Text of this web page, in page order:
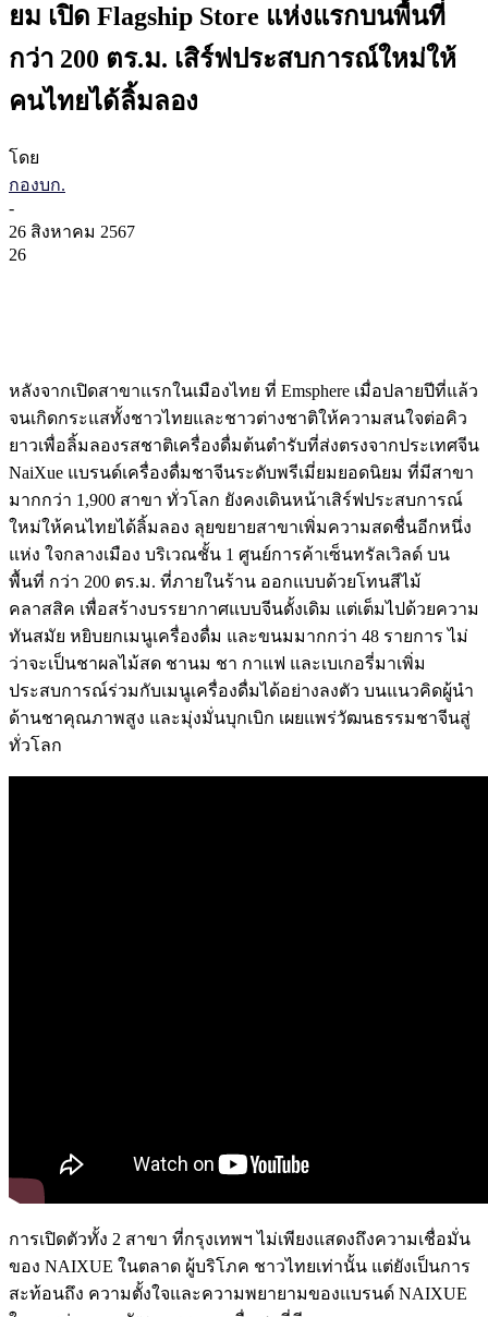
ยม เปิด Flagship Store แห่งแรกบนพื้นที่
กว่า 200 ตร.ม. เสิร์ฟประสบการณ์ใหม่ให้
คนไทยได้ลิ้มลอง
โดย
กองบก.
-
26 สิงหาคม 2567
26
หลังจากเปิดสาขาแรกในเมืองไทย ที่ Emsphere เมื่อปลายปีที่แล้ว
จนเกิดกระแสทั้งชาวไทยและชาวต่างชาติให้ความสนใจต่อคิว
ยาวเพื่อลิ้มลองรสชาติเครื่องดื่มต้นตำรับที่ส่งตรงจากประเทศจีน
NaiXue แบรนด์เครื่องดื่มชาจีนระดับพรีเมี่ยมยอดนิยม ที่มีสาขา
มากกว่า 1,900 สาขา ทั่วโลก ยังคงเดินหน้าเสิร์ฟประสบการณ์
ใหม่ให้คนไทยได้ลิ้มลอง ลุยขยายสาขาเพิ่มความสดชื่นอีกหนึ่ง
แห่ง ใจกลางเมือง บริเวณชั้น 1 ศูนย์การค้าเซ็นทรัลเวิลด์ บน
พื้นที่ กว่า 200 ตร.ม. ที่ภายในร้าน ออกแบบด้วยโทนสีไม้
คลาสสิค เพื่อสร้างบรรยากาศแบบจีนดั้งเดิม แต่เต็มไปด้วยความ
ทันสมัย หยิบยกเมนูเครื่องดื่ม และขนมมากกว่า 48 รายการ ไม่
ว่าจะเป็นชาผลไม้สด ชานม ชา กาแฟ และเบเกอรี่มาเพิ่ม
ประสบการณ์ร่วมกับเมนูเครื่องดื่มได้อย่างลงตัว บนแนวคิดผู้นำ
ด้านชาคุณภาพสูง และมุ่งมั่นบุกเบิก เผยแพร่วัฒนธรรมชาจีนสู่
ทั่วโลก
การเปิดตัวทั้ง 2 สาขา ที่กรุงเทพฯ ไม่เพียงแสดงถึงความเชื่อมั่น
ของ NAIXUE ในตลาด ผู้บริโภค ชาวไทยเท่านั้น แต่ยังเป็นการ
สะท้อนถึง ความตั้งใจและความพยายามของแบรนด์ NAIXUE